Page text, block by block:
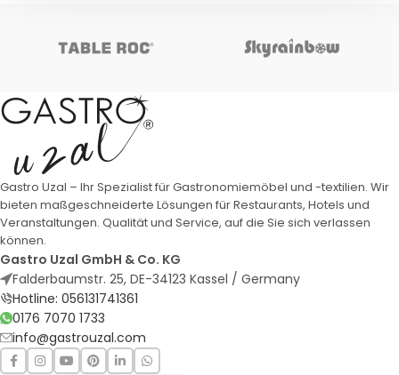
Gastro Uzal – Ihr Spezialist für Gastronomiemöbel und -textilien. Wir
bieten maßgeschneiderte Lösungen für Restaurants, Hotels und
Veranstaltungen. Qualität und Service, auf die Sie sich verlassen
können.
Gastro Uzal GmbH & Co. KG
Falderbaumstr. 25, DE-34123 Kassel / Germany
Hotline: 056131741361
0176 7070 1733
info@gastrouzal.com